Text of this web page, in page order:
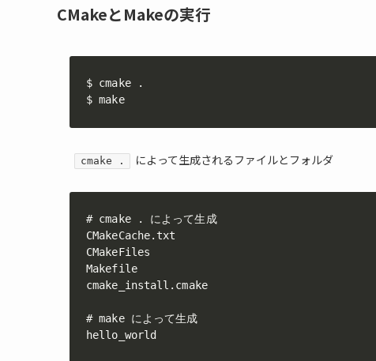
CMakeとMakeの実行
$ cmake .
$ make
cmake . によって生成されるファイルとフォルダ
# cmake . によって生成
CMakeCache.txt
CMakeFiles
Makefile
cmake_install.cmake
# make によって生成
hello_world